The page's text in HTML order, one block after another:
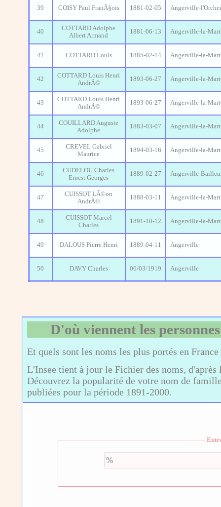
39 COISY Paul FranÃ§ois 1881-02-05 Angerville-l'Orcher
40
COTTARD Adolphe
Albert Armand
1881-06-13 Angerville-la-
41 COTTARD Louis 1885-02-14 Angerville-la-
42
COTTARD Louis Henri
AndrÃ©
1893-06-27 Angerville-la-
43
COTTARD Louis Henri
AndrÃ©
1893-06-27 Angerville-la-
44
COUILLARD Auguste
Adolphe
1883-03-07 Angerville-la-
45
CREVEL Gabriel
Maurice
1894-03-16 Angerville-la-
46
CUDELOU Charles
Ernest Georges
1889-02-27 Angerville-
47
CUISSOT LÃ©on
AndrÃ©
1888-03-11 Angerville-la-
48
CUISSOT Marcel
Charles
1891-10-12 Angerville-la-
49 DALOUS Pierre Henri 1889-04-11 Angerville
50 DAVY Charles 06/03/1919 Angerville
D'où viennent les
Et quels sont les noms les plus portés en
L'Insee tient à jour le Fichier des noms,
Découvrez la popularité de votre nom de
publiées pour la période 1891-2000.